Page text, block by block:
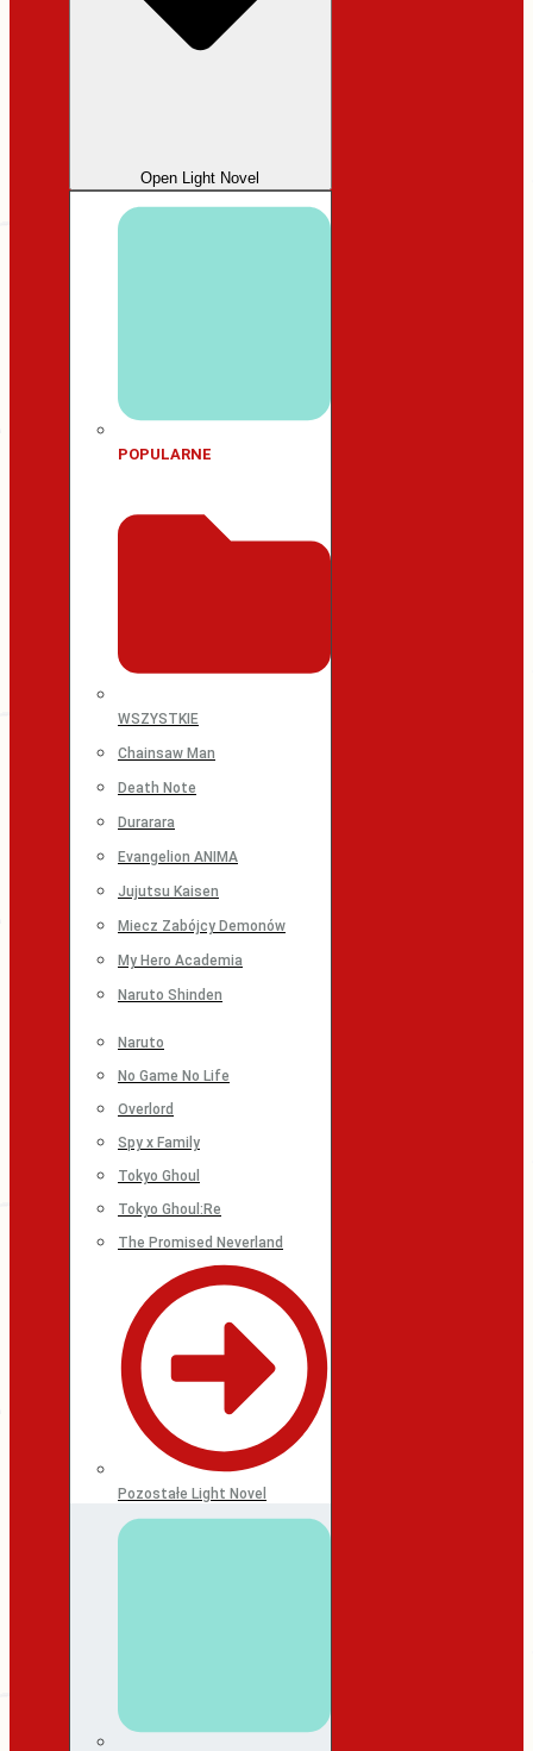
Open Light Novel
POPULARNE
WSZYSTKIE
Chainsaw Man
Death Note
Durarara
Evangelion ANIMA
Jujutsu Kaisen
Miecz Zabójcy Demonów
My Hero Academia
Naruto Shinden
Naruto
No Game No Life
Overlord
Spy x Family
Tokyo Ghoul
Tokyo Ghoul:Re
The Promised Neverland
Pozostałe Light Novel